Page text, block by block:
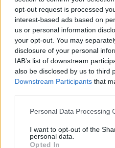
opt-out request is processed
interest-based ads based on
us or personal information
your opt-out. You may
disclosure of your personal
IAB’s list of downstream
also be disclosed by us to third
Downstream Participants that
Please note that this website/
not limited to your visit or
grant or deny consent to
Personal Data Processing
I want to opt-out of the
personal data.
Opted In
Magyar Péter
„fideszes
A Tisza Párt elnöke hétfőn